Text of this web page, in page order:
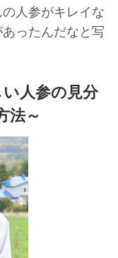
人参がキレイな
ったんだなと写
人参の見分
法～